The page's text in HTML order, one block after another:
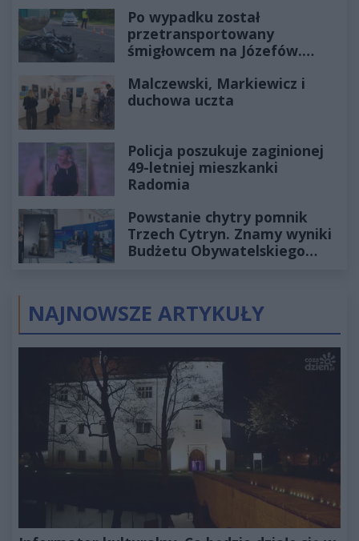
Po wypadku został
przetransportowany
śmigłowcem na Józefów.
Malczewski, Markiewicz i
duchowa uczta
Policja poszukuje zaginionej
49-letniej mieszkanki
Radomia
Powstanie chytry pomnik
Trzech Cytryn. Znamy wyniki
Budżetu Obywatelskiego
NAJNOWSZE ARTYKUŁY